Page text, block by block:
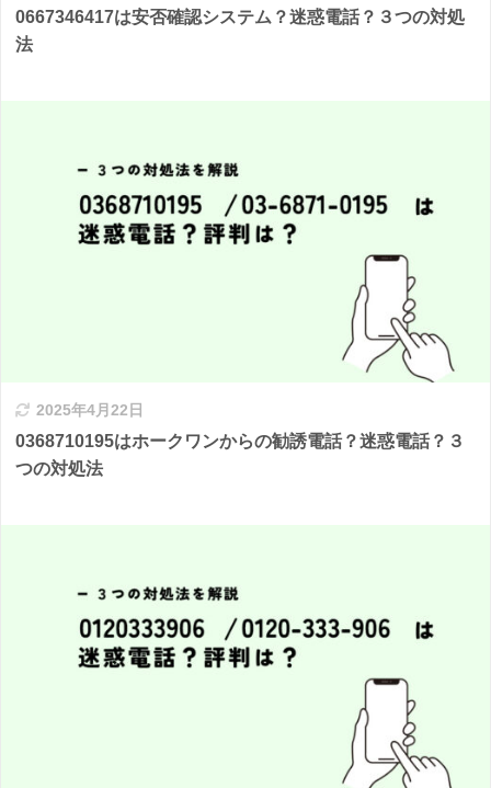
0667346417は安否確認システム？迷惑電話？３つの対処
法
2025年4月22日
0368710195はホークワンからの勧誘電話？迷惑電話？３
つの対処法